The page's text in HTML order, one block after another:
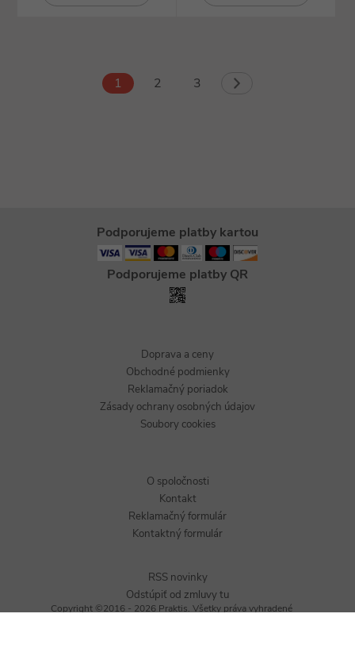
1 2 3
Podporujeme platby kartou
Podporujeme platby QR
Doprava a ceny
Obchodné podmienky
Reklamačný poriadok
Zásady ochrany osobných údajov
Soubory cookies
O spoločnosti
Kontakt
Reklamačný formulár
Kontaktný formulár
RSS novinky
Odstúpiť od zmluvy tu
Copyright ©2016 - 2026 Praktis. Všetky práva vyhradené